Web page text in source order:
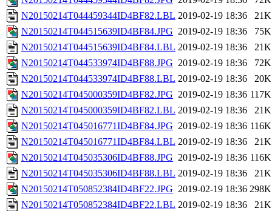
N20150214T044459344ID4BF82.LBL 2019-02-19 18:36
21K
N20150214T044515639ID4BF84.JPG 2019-02-19 18:36
75K
N20150214T044515639ID4BF84.LBL 2019-02-19 18:36
21K
N20150214T044533974ID4BF88.JPG 2019-02-19 18:36
72K
N20150214T044533974ID4BF88.LBL 2019-02-19 18:36
20K
N20150214T045000359ID4BF82.JPG 2019-02-19 18:36 117K
N20150214T045000359ID4BF82.LBL 2019-02-19 18:36
21K
N20150214T045016771ID4BF84.JPG 2019-02-19 18:36 116K
N20150214T045016771ID4BF84.LBL 2019-02-19 18:36
21K
N20150214T045035306ID4BF88.JPG 2019-02-19 18:36 116K
N20150214T045035306ID4BF88.LBL 2019-02-19 18:36
21K
N20150214T050852384ID4BF22.JPG 2019-02-19 18:36 298K
N20150214T050852384ID4BF22.LBL 2019-02-19 18:36
21K